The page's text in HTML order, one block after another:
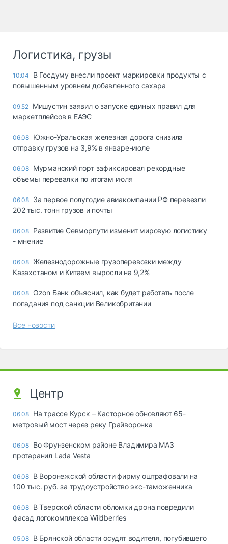
Логистика, грузы
10:04
В Госдуму внесли проект маркировки продукты с
повышенным уровнем добавленного сахара
09:52 Мишустин заявил о запуске единых правил для
маркетплейсов в ЕАЭС
06.08 Южно-Уральская железная дорога снизила
отправку грузов на 3,9% в январе-июле
06.08 Мурманский порт зафиксировал рекордные
объемы перевалки по итогам июля
06.08 За первое полугодие авиакомпании РФ перевезли
202 тыс. тонн грузов и почты
06.08 Развитие Севморпути изменит мировую логистику
- мнение
06.08 Железнодорожные грузоперевозки между
Казахстаном и Китаем выросли на 9,2%
06.08 Ozon Банк объяснил, как будет работать после
попадания под санкции Великобритании
Все новости
Центр
06.08 На трассе Курск – Касторное обновляют 65-
метровый мост через реку Грайворонка
06.08 Во Фрунзенском районе Владимира МАЗ
протаранил Lada Vesta
06.08 В Воронежской области фирму оштрафовали на
100 тыс. руб. за трудоустройство экс-таможенника
06.08 В Тверской области обломки дрона повредили
фасад логокомплекса Wildberries
05.08 В Брянской области осудят водителя, погубившего